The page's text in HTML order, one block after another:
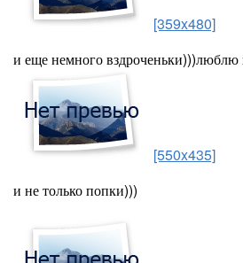
[359x480]
и еще немного
[550x435]
и не только попки)))